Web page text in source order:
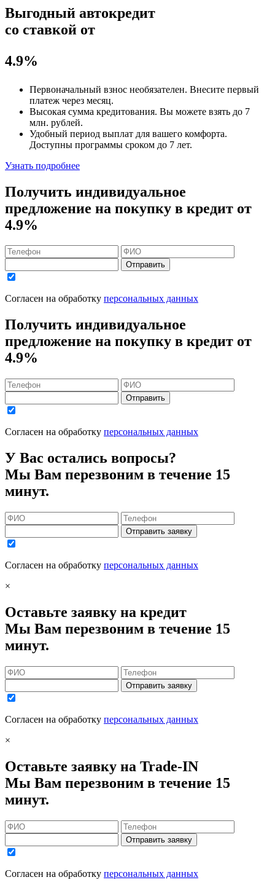
Выгодный автокредит
со ставкой от
4.9%
Первоначальный взнос необязателен. Внесите первый
платеж через месяц.
Высокая сумма кредитования. Вы можете взять до 7
млн. рублей.
Удобный период выплат для вашего комфорта.
Доступны программы сроком до 7 лет.
Узнать подробнее
Получить индивидуальное
предложение на покупку в кредит от
4.9%
Отправить
Согласен на обработку персональных данных
Получить индивидуальное
предложение на покупку в кредит от
4.9%
Отправить
Согласен на обработку персональных данных
У Вас остались вопросы?
Мы Вам перезвоним в течение 15
минут.
Отправить заявку
Согласен на обработку персональных данных
×
Оставьте заявку на кредит
Мы Вам перезвоним в течение 15
минут.
Отправить заявку
Согласен на обработку персональных данных
×
Оставьте заявку на Trade-IN
Мы Вам перезвоним в течение 15
минут.
Отправить заявку
Согласен на обработку персональных данных